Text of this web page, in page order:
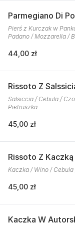
Parmegiano Di
Pierś z Kurczak w
Padano / Mozzarella /
44,00 zł
Rissoto Z
Salsiccia / Cebula /
Pietruszka
45,00 zł
Rissoto Z Kaczką
Kaczka / Wino /
45,00 zł
Kaczka W